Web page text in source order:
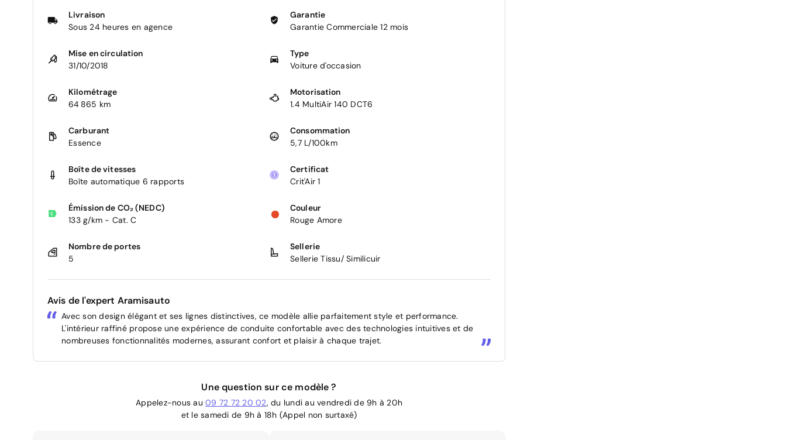
Livraison
Sous 24 heures en agence
Garantie
Garantie Commerciale 12 mois
Mise en circulation
31/10/2018
Type
Voiture d'occasion
Kilométrage
64 865 km
Motorisation
1.4 MultiAir 140 DCT6
Carburant
Essence
Consommation
5,7 L/100km
Boîte de vitesses
Boîte automatique 6 rapports
Certificat
Crit'Air 1
Émission de CO₂ (NEDC)
133 g/km - Cat. C
Couleur
Rouge Amore
Nombre de portes
5
Sellerie
Sellerie Tissu/ Similicuir
Avis de l'expert Aramisauto
Avec son design élégant et ses lignes distinctives, ce modèle allie parfaitement style et performance.
L'intérieur raffiné propose une expérience de conduite confortable avec des technologies intuitives et de
nombreuses fonctionnalités modernes, assurant confort et plaisir à chaque trajet.
Une question sur ce modèle ?
Appelez-nous au 09 72 72 20 02, du lundi au vendredi de 9h à 20h
et le samedi de 9h à 18h (Appel non surtaxé)